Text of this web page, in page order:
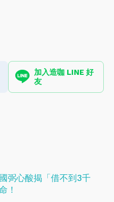
加入造咖 LINE 好
友
弼心酸揭「借不到3千
！